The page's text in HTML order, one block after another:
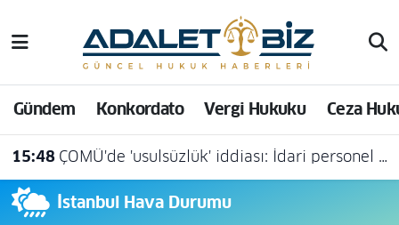
Gündem Konkordato Vergi Hukuku Ceza
15:48 ÇOMÜ'de 'usulsüzlük' iddiası: İdari personel açığa alındı
İstanbul Hava Durumu
Hava Durumu
Trafik Durumu
Süper Lig Puan Durumu ve Fikstür
Tüm Manşetler